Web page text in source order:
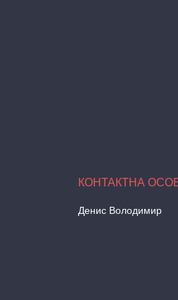
Денис Володимир